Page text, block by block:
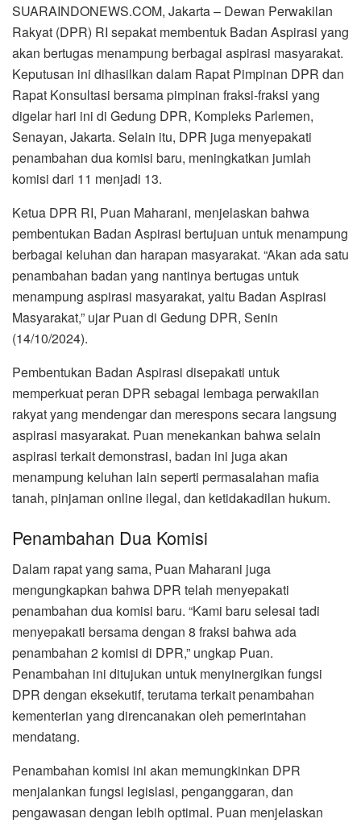
SUARAINDONEWS.COM, Jakarta – Dewan Perwakilan
Rakyat (DPR) RI sepakat membentuk Badan Aspirasi yang
akan bertugas menampung berbagai aspirasi masyarakat.
Keputusan ini dihasilkan dalam Rapat Pimpinan DPR dan
Rapat Konsultasi bersama pimpinan fraksi-fraksi yang
digelar hari ini di Gedung DPR, Kompleks Parlemen,
Senayan, Jakarta. Selain itu, DPR juga menyepakati
penambahan dua komisi baru, meningkatkan jumlah
komisi dari 11 menjadi 13.
Ketua DPR RI, Puan Maharani, menjelaskan bahwa
pembentukan Badan Aspirasi bertujuan untuk menampung
berbagai keluhan dan harapan masyarakat. “Akan ada satu
penambahan badan yang nantinya bertugas untuk
menampung aspirasi masyarakat, yaitu Badan Aspirasi
Masyarakat,” ujar Puan di Gedung DPR, Senin
(14/10/2024).
Pembentukan Badan Aspirasi disepakati untuk
memperkuat peran DPR sebagai lembaga perwakilan
rakyat yang mendengar dan merespons secara langsung
aspirasi masyarakat. Puan menekankan bahwa selain
aspirasi terkait demonstrasi, badan ini juga akan
menampung keluhan lain seperti permasalahan mafia
tanah, pinjaman online ilegal, dan ketidakadilan hukum.
Penambahan Dua Komisi
Dalam rapat yang sama, Puan Maharani juga
mengungkapkan bahwa DPR telah menyepakati
penambahan dua komisi baru. “Kami baru selesai tadi
menyepakati bersama dengan 8 fraksi bahwa ada
penambahan 2 komisi di DPR,” ungkap Puan.
Penambahan ini ditujukan untuk menyinergikan fungsi
DPR dengan eksekutif, terutama terkait penambahan
kementerian yang direncanakan oleh pemerintahan
mendatang.
Penambahan komisi ini akan memungkinkan DPR
menjalankan fungsi legislasi, penganggaran, dan
pengawasan dengan lebih optimal. Puan menjelaskan